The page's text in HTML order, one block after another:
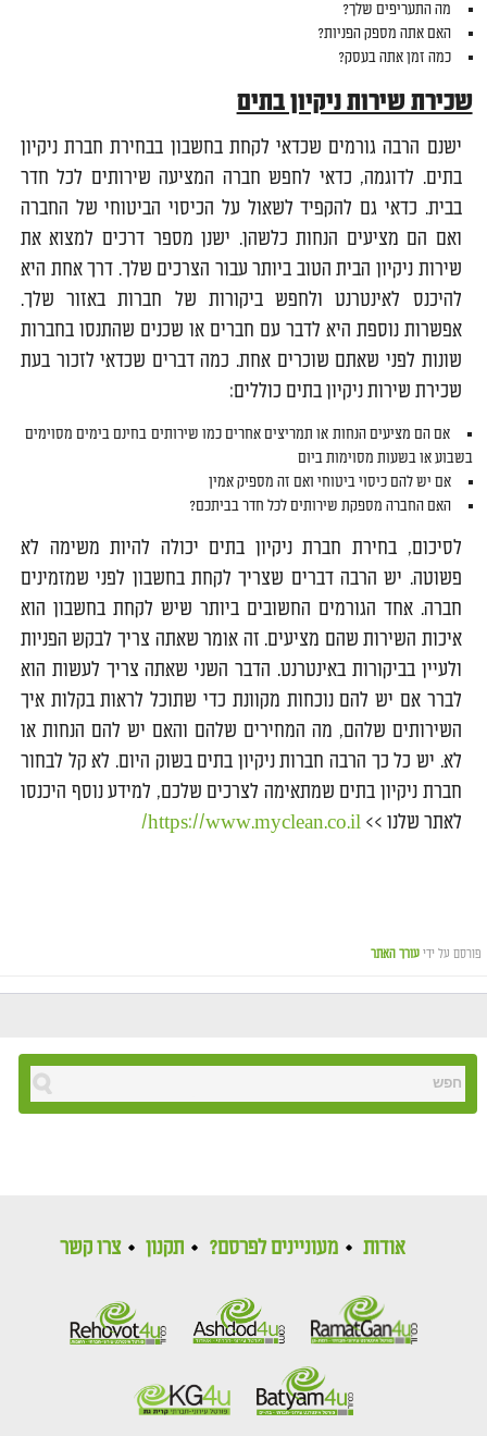
מה התעריפים שלך?
האם אתה מספק הפניות?
כמה זמן אתה בעסק?
שכירת שירות ניקיון בתים
ישנם הרבה גורמים שכדאי לקחת בחשבון בבחירת חברת ניקיון
בתים. לדוגמה, כדאי לחפש חברה המציעה שירותים לכל חדר
בבית. כדאי גם להקפיד לשאול על הכיסוי הביטוחי של החברה
ואם הם מציעים הנחות כלשהן. ישנן מספר דרכים למצוא את
שירות ניקיון הבית הטוב ביותר עבור הצרכים שלך. דרך אחת היא
להיכנס לאינטרנט ולחפש ביקורות של חברות באזור שלך.
אפשרות נוספת היא לדבר עם חברים או שכנים שהתנסו בחברות
שונות לפני שאתם שוכרים אחת. כמה דברים שכדאי לזכור בעת
שכירת שירות ניקיון בתים כוללים:
אם הם מציעים הנחות או תמריצים אחרים כמו שירותים בחינם בימים מסוימים
בשבוע או בשעות מסוימות ביום
אם יש להם כיסוי ביטוחי ואם זה מספיק אמין
האם החברה מספקת שירותים לכל חדר בביתכם?
לסיכום, בחירת חברת ניקיון בתים יכולה להיות משימה לא
פשוטה. יש הרבה דברים שצריך לקחת בחשבון לפני שמזמינים
חברה. אחד הגורמים החשובים ביותר שיש לקחת בחשבון הוא
איכות השירות שהם מציעים. זה אומר שאתה צריך לבקש הפניות
ולעיין בביקורות באינטרנט. הדבר השני שאתה צריך לעשות הוא
לברר אם יש להם נוכחות מקוונת כדי שתוכל לראות בקלות איך
השירותים שלהם, מה המחירים שלהם והאם יש להם הנחות או
לא. יש כל כך הרבה חברות ניקיון בתים בשוק היום. לא קל לבחור
חברת ניקיון בתים שמתאימה לצרכים שלכם, למידע נוסף היכנסו
לאתר שלנו >>https://www.myclean.co.il/
פורסם על ידי עורך האתר
אודות מעוניינים לפרסם? תקנון צרו קשר